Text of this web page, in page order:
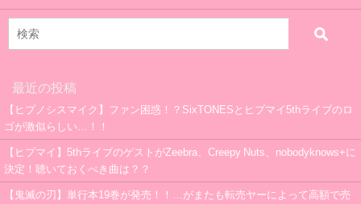
最近の投稿
【ヒプノシスマイク】ファン困惑！？SixTONESとヒプマイ5thライブのロ
ゴが激似らしい…！！
【ヒプマイ】5thライブのゲストがZeebra、Creepy Nuts、nobodyknows+に
決定！聴いておくべき曲は？？
【鬼滅の刃】単行本19巻が発売！！…がまたも転売ヤーによって高額で売